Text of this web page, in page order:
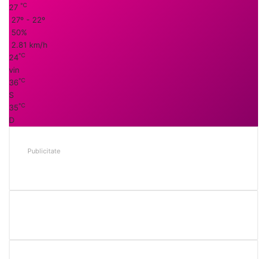
27 ℃
27º - 22º
50%
2.81 km/h
24℃
vin
36℃
S
35℃
D
Publicitate